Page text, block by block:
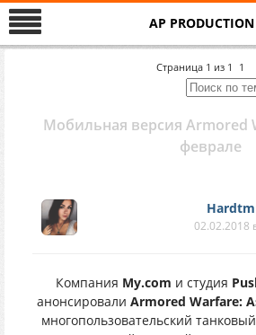
AP PRODUCTION
Страница 1 из 1 1
Мобильная версия Armored
феврале
02.02.2018
Компания My.com и студия
анонсировали Armored Warfare:
многопользовательский